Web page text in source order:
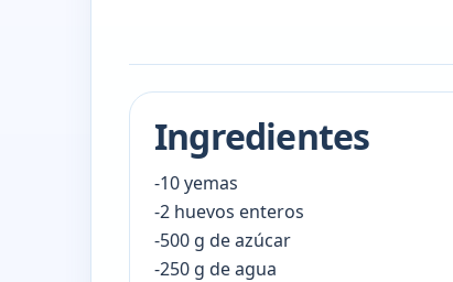
Ingredientes
-10 yemas
-2 huevos enteros
-500 g de azúcar
-250 g de agua